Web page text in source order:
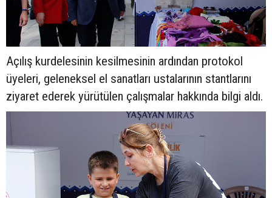
Açılış kurdelesinin kesilmesinin ardından protokol
üyeleri, geleneksel el sanatları ustalarının stantlarını
ziyaret ederek yürütülen çalışmalar hakkında bilgi aldı.